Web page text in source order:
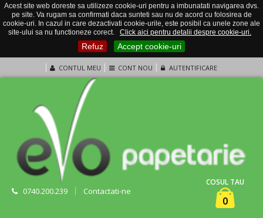
Acest site web doreste sa utilizeze cookie-uri pentru a imbunatati navigarea dvs.
pe site. Va rugam sa confirmati daca sunteti sau nu de acord cu folosirea de
cookie-uri. In cazul in care dezactivati cookie-urile, este posibil ca unele zone ale
site-ului sa nu functioneze corect.
Click aici pentru detalii despre cookie-uri.
Refuz Accept cookie-uri
CONTUL MEU CONT NOU AUTENTIFICARE
0740.200.239 Contactati-ne
COSUL TAU
0